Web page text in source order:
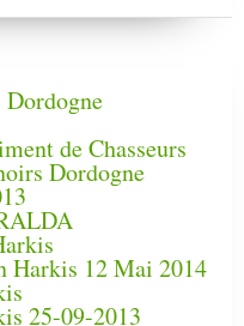
de Chasseurs
Dordogne
Harkis 12 Mai 2014
25-09-2013